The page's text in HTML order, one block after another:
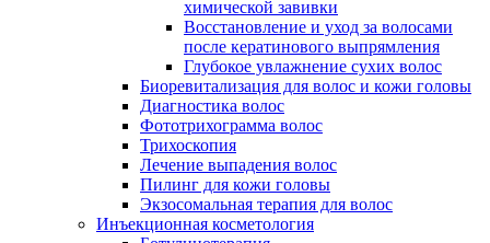
химической завивки
Восстановление и уход за волосами
после кератинового выпрямления
Глубокое увлажнение сухих волос
Биоревитализация для волос и кожи головы
Диагностика волос
Фототрихограмма волос
Трихоскопия
Лечение выпадения волос
Пилинг для кожи головы
Экзосомальная терапия для волос
Инъекционная косметология